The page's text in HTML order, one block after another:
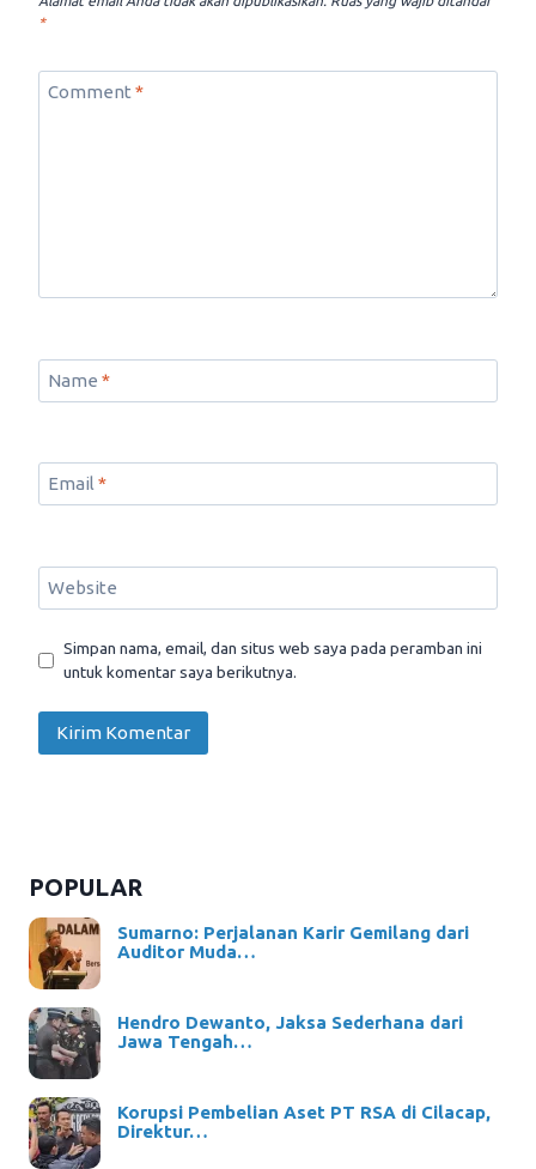
*
Comment*
Name *
Email*
Website
Simpan nama, email, dan situs web saya pada peramban ini
untuk komentar saya berikutnya.
POPULAR
Sumarno: Perjalanan Karir Gemilang dari
Auditor Muda…
Hendro Dewanto, Jaksa Sederhana dari
Jawa Tengah…
Korupsi Pembelian Aset PT RSA di Cilacap,
Direktur…